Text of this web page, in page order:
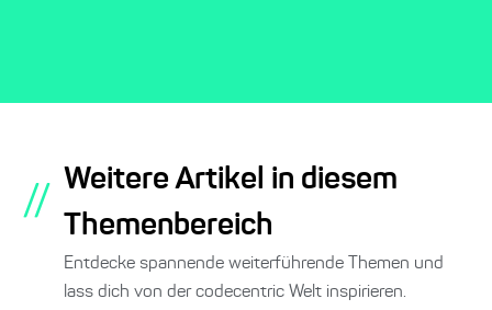
//
Weitere Artikel in diesem
Themenbereich
Entdecke spannende weiterführende Themen und
lass dich von der codecentric Welt inspirieren.